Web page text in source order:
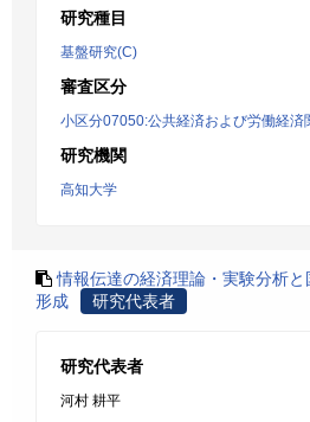
研究種目
基盤研究(C)
審査区分
小区分07050:公共経済および労働経済
研究機関
高知大学
情報伝達の経済理論・実験分析
形成
研究代表者
研究代表者
河村 耕平